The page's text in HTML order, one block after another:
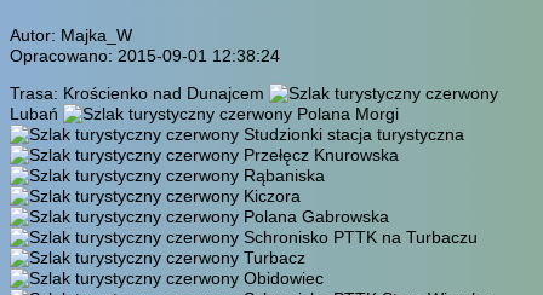
Autor: Majka_W
Opracowano: 2015-09-01 12:38:24
Trasa: Krościenko nad Dunajcem
Lubań
Polana Morgi
Studzionki stacja turystyczna
Przełęcz Knurowska
Rąbaniska
Kiczora
Polana Gabrowska
Schronisko PTTK na Turbaczu
Turbacz
Obidowiec